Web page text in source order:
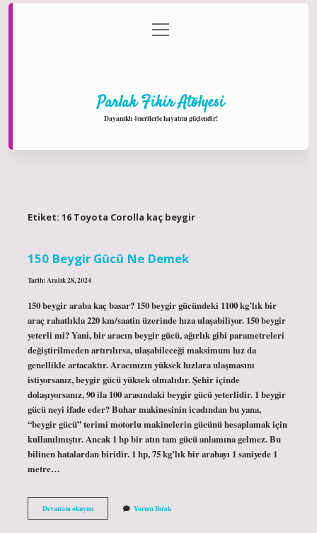
Gizlilik Politikası
menüyü
aç
Parlak Fikir Atölyesi
Dayanıklı önerilerle hayatını güçlendir!
Etiket: 16 Toyota Corolla kaç beygir
150 Beygir Gücü Ne Demek
Tarih: Aralık 28, 2024
150 beygir araba kaç basar? 150 beygir gücündeki 1100 kg’lık bir
araç rahatlıkla 220 km/saatin üzerinde hıza ulaşabiliyor. 150 beygir
yeterli mi? Yani, bir aracın beygir gücü, ağırlık gibi parametreleri
değiştirilmeden artırılırsa, ulaşabileceği maksimum hız da
genellikle artacaktır. Aracınızın yüksek hızlara ulaşmasını
istiyorsanız, beygir gücü yüksek olmalıdır. Şehir içinde
dolaşıyorsanız, 90 ila 100 arasındaki beygir gücü yeterlidir. 1 beygir
gücü neyi ifade eder? Buhar makinesinin icadından bu yana,
“beygir gücü” terimi motorlu makinelerin gücünü hesaplamak için
kullanılmıştır. Ancak 1 hp bir atın tam gücü anlamına gelmez. Bu
bilinen hatalardan biridir. 1 hp, 75 kg’lık bir arabayı 1 saniyede 1
metre…
Devamını okuyun150
Beygir
Yorum Bırak